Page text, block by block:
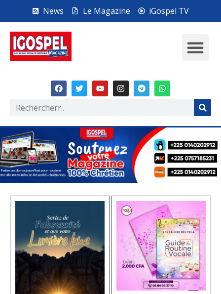
News Le Magazine iGospel TV